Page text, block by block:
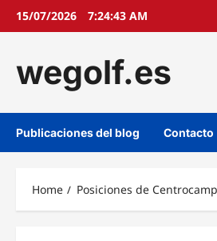
Skip15/07/2026 7:24:44 AM
wegolf.es
Publicaciones del blog Contacto
Home Posiciones de